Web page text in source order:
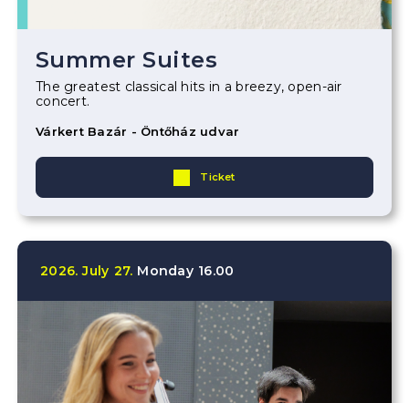
Summer Suites
The greatest classical hits in a breezy, open-air
concert.
Várkert Bazár - Öntőház udvar
Ticket
2026. July 27. Monday 16.00